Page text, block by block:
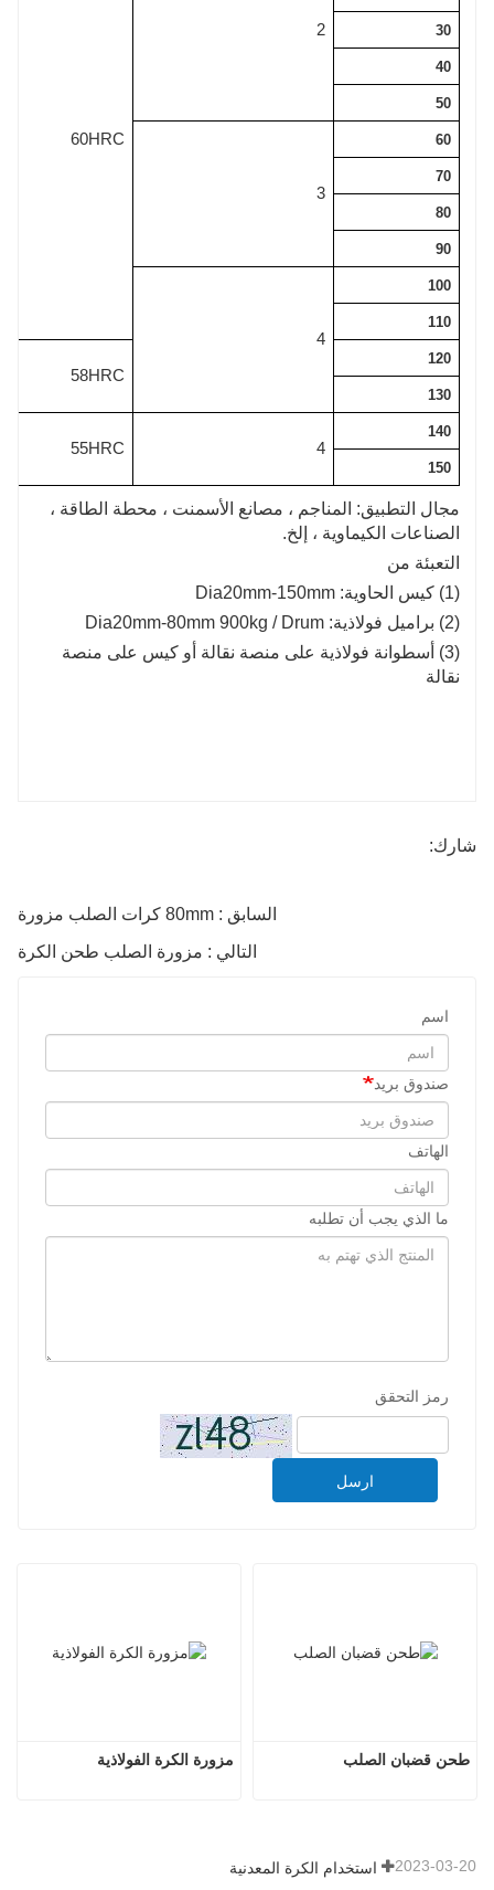
2
60HRC
30
40
50
60
3
70
80
90
100
4
110
120
58HRC
130
140
4
55HRC
150
مجال التطبيق: المناجم ، مصانع الأسمنت ، محطة الطاقة ،
الصناعات الكيماوية ، إلخ.
التعبئة من
(1) كيس الحاوية: Dia20mm-150mm
(2) براميل فولاذية: Dia20mm-80mm 900kg / Drum
(3) أسطوانة فولاذية على منصة نقالة أو كيس على منصة
نقالة
شارك:
السابق : 80mm كرات الصلب مزورة
التالي : مزورة الصلب طحن الكرة
اسم
صندوق بريد
الهاتف
ما الذي يجب أن تطلبه
رمز التحقق
ارسل
مزورة الكرة الفولاذية طحن قضبان الصلب
استخدام الكرة المعدنية 2023-03-20